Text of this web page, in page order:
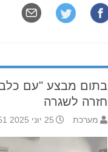
בתום מבצע "עם
חזרה לשגרה
מערכת 25 יוני 2025 13:51